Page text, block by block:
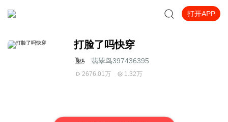
打开APP
打脸了吗快穿
翡翠鸟397436395
2676.01万 1.32万